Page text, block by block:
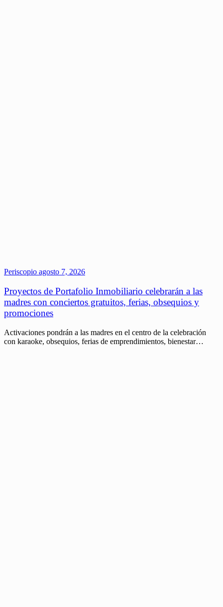
Periscopio agosto 7, 2026
Proyectos de Portafolio Inmobiliario celebrarán a las
madres con conciertos gratuitos, ferias, obsequios y
promociones
Activaciones pondrán a las madres en el centro de la celebración
con karaoke, obsequios, ferias de emprendimientos, bienestar…